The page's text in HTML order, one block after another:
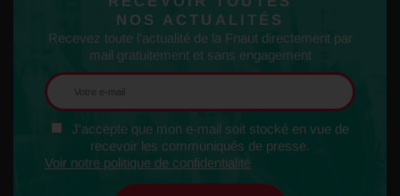
NOS ACTUALITÉS
Recevez toute l'actualité de la Fnaut directement par
mail gratuitement et sans engagement
J'accepte que mon e-mail soit stocké en vue de
recevoir les communiqués de presse.
Voir notre politique de confidentialité